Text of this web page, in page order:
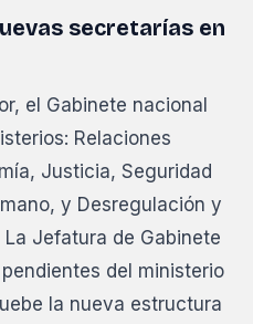
secretarías en
el Gabinete nacional
Relaciones
Justicia, Seguridad
y Desregulación y
Jefatura de Gabinete
del ministerio
la nueva estructura